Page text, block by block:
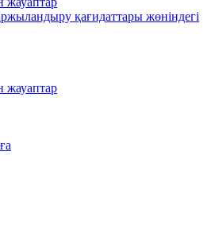
қағидаттары жөніндегі
жауаптар